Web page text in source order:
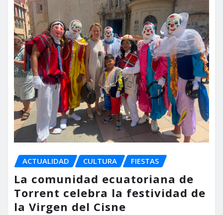
ACTUALIDAD CULTURA FIESTAS
La comunidad ecuatoriana de
Torrent celebra la festividad de
la Virgen del Cisne